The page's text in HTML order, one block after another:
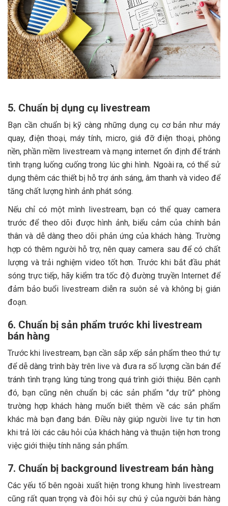
5. Chuẩn bị dụng cụ livestream
Bạn cần chuẩn bị kỹ càng những dụng cụ cơ bản như máy
quay, điện thoại, máy tính, micro, giá đỡ điện thoại, phông
nền, phần mềm livestream và mạng internet ổn định để tránh
tình trạng luống cuống trong lúc ghi hình. Ngoài ra, có thể sử
dụng thêm các thiết bị hỗ trợ ánh sáng, âm thanh và video để
tăng chất lượng hình ảnh phát sóng.
Nếu chỉ có một mình livestream, bạn có thể quay camera
trước để theo dõi được hình ảnh, biểu cảm của chính bản
thân và dễ dàng theo dõi phản ứng của khách hàng. Trường
hợp có thêm người hỗ trợ, nên quay camera sau để có chất
lượng và trải nghiệm video tốt hơn. Trước khi bắt đầu phát
sóng trực tiếp, hãy kiểm tra tốc độ đường truyền Internet để
đảm bảo buổi livestream diễn ra suôn sẻ và không bị gián
đoạn.
6. Chuẩn bị sản phẩm trước khi livestream
bán hàng
Trước khi livestream, bạn cần sắp xếp sản phẩm theo thứ tự
để dễ dàng trình bày trên live và đưa ra số lượng cần bán để
tránh tình trạng lúng túng trong quá trình giới thiệu. Bên cạnh
đó, bạn cũng nên chuẩn bị các sản phẩm "dự trữ" phòng
trường hợp khách hàng muốn biết thêm về các sản phẩm
khác mà bạn đang bán. Điều này giúp người live tự tin hơn
khi trả lời các câu hỏi của khách hàng và thuận tiện hơn trong
việc giới thiệu tính năng sản phẩm.
7. Chuẩn bị background livestream bán hàng
Các yếu tố bên ngoài xuất hiện trong khung hình livestream
cũng rất quan trọng và đòi hỏi sự chú ý của người bán hàng